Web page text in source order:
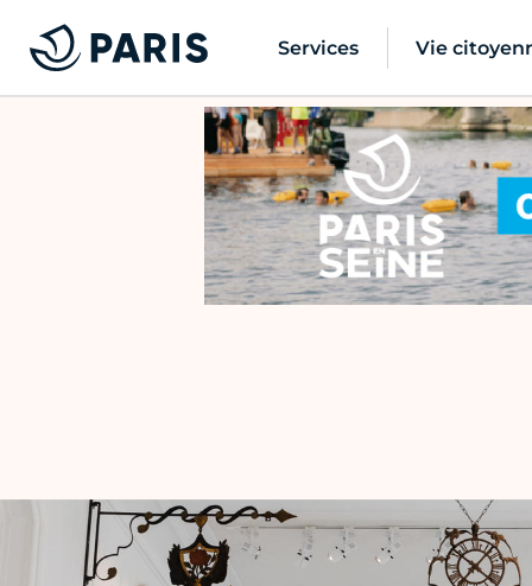
Services Vie